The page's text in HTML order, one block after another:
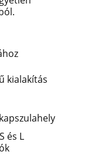
kialakítás
és L